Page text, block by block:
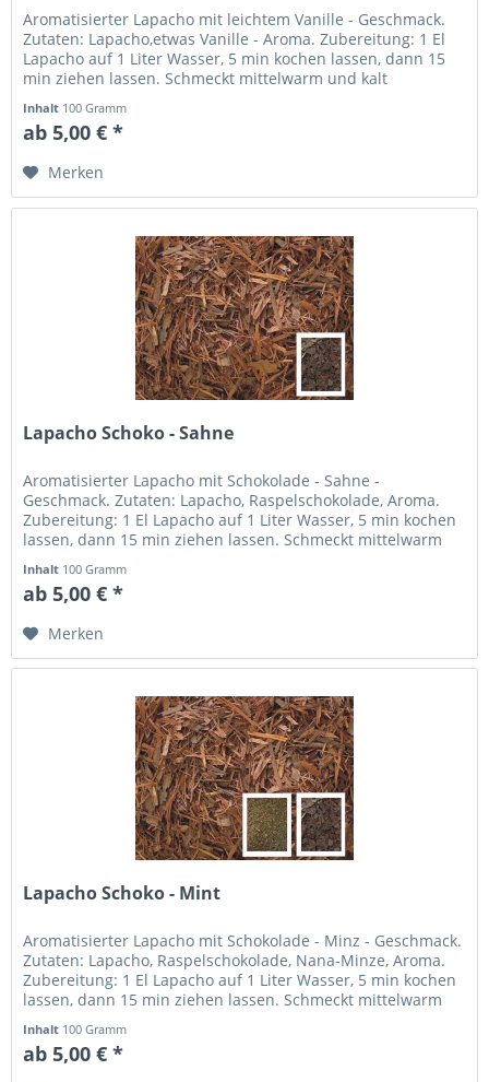
Aromatisierter Lapacho mit leichtem Vanille - Geschmack.
Zutaten: Lapacho,etwas Vanille - Aroma. Zubereitung: 1 El
Lapacho auf 1 Liter Wasser, 5 min kochen lassen, dann 15
min ziehen lassen. Schmeckt mittelwarm und kalt
Inhalt 100 Gramm
ab 5,00 € *
Merken
Lapacho Schoko - Sahne
Aromatisierter Lapacho mit Schokolade - Sahne -
Geschmack. Zutaten: Lapacho, Raspelschokolade, Aroma.
Zubereitung: 1 El Lapacho auf 1 Liter Wasser, 5 min kochen
lassen, dann 15 min ziehen lassen. Schmeckt mittelwarm
Inhalt 100 Gramm
ab 5,00 € *
Merken
Lapacho Schoko - Mint
Aromatisierter Lapacho mit Schokolade - Minz - Geschmack.
Zutaten: Lapacho, Raspelschokolade, Nana-Minze, Aroma.
Zubereitung: 1 El Lapacho auf 1 Liter Wasser, 5 min kochen
lassen, dann 15 min ziehen lassen. Schmeckt mittelwarm
Inhalt 100 Gramm
ab 5,00 € *